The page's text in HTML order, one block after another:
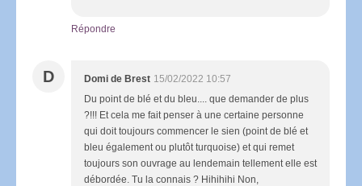
Répondre
D Domi de Brest 15/02/2022 10:57
Du point de blé et du bleu.... que demander de plus
?!!! Et cela me fait penser à une certaine personne
qui doit toujours commencer le sien (point de blé et
bleu également ou plutôt turquoise) et qui remet
toujours son ouvrage au lendemain tellement elle est
débordée. Tu la connais ? Hihihihi Non,